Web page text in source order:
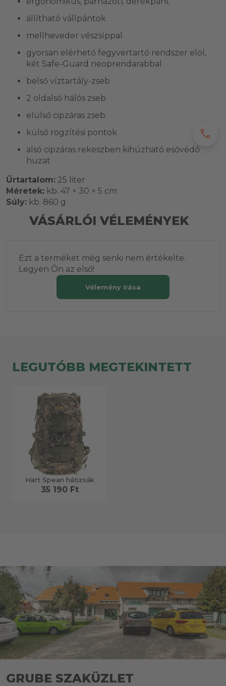
állítható vállpántok
mellheveder vészsíppal
gyorsan elérhető fegyvertartó rendszer elöl,
két Safe-Guard neoprendarabbal
belső víztartály-zseb
2 oldalsó hálós zseb
elülső cipzáras zseb
külső rögzítési pontok
alsó cipzáras rekeszben kihúzható esővédő
huzat
Űrtartalom: 25 liter
Méretek: kb. 47 × 30 × 5 cm
Súly: kb. 860 g
VÁSÁRLÓI VÉLEMÉNYEK
Ezt a terméket még senki nem értékelte.
Legyen Ön az első!
Vélemény írása
LEGUTÓBB MEGTEKINTETT
Hart Spean hátizsák
35 190 Ft
call
GRUBE SZAKÜZLET